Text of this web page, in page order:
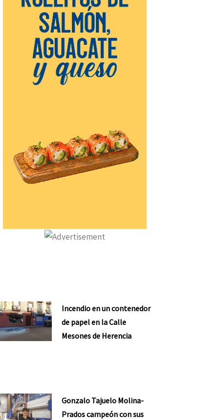
Incendio en un contenedor
de papel en la Calle
Mesones de Herencia
Gonzalo Tajuelo Molina-
Prados campeón con sus